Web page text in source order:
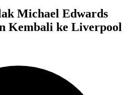
Eco Industrial Park untuk
Michael Edwards
Kembali ke Liverpool